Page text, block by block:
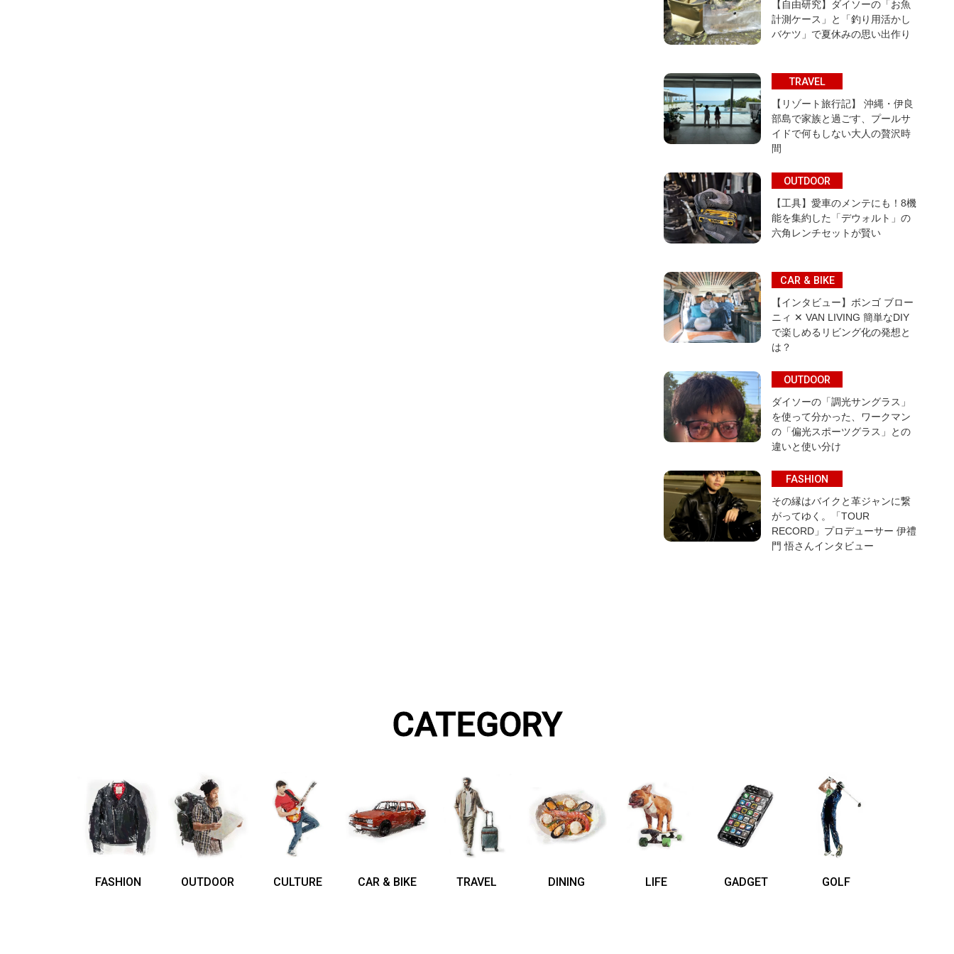
【自由研究】ダイソーの「お魚
計測ケース」と「釣り用活かし
バケツ」で夏休みの思い出作り
TRAVEL
【リゾート旅行記】 沖縄・伊良
部島で家族と過ごす、プールサ
イドで何もしない大人の贅沢時
間
OUTDOOR
【工具】愛車のメンテにも！8機
能を集約した「デウォルト」の
六角レンチセットが賢い
CAR & BIKE
【インタビュー】ボンゴ ブロー
ニィ ✕ VAN LIVING 簡単なDIY
で楽しめるリビング化の発想と
は？
OUTDOOR
ダイソーの「調光サングラス」
を使って分かった、ワークマン
の「偏光スポーツグラス」との
違いと使い分け
FASHION
その縁はバイクと革ジャンに繋
がってゆく。「TOUR
RECORD」プロデューサー 伊禮
門 悟さんインタビュー
CATEGORY
FASHION OUTDOOR CULTURE CAR & BIKE TRAVEL DINING LIFE GADGET GOLF